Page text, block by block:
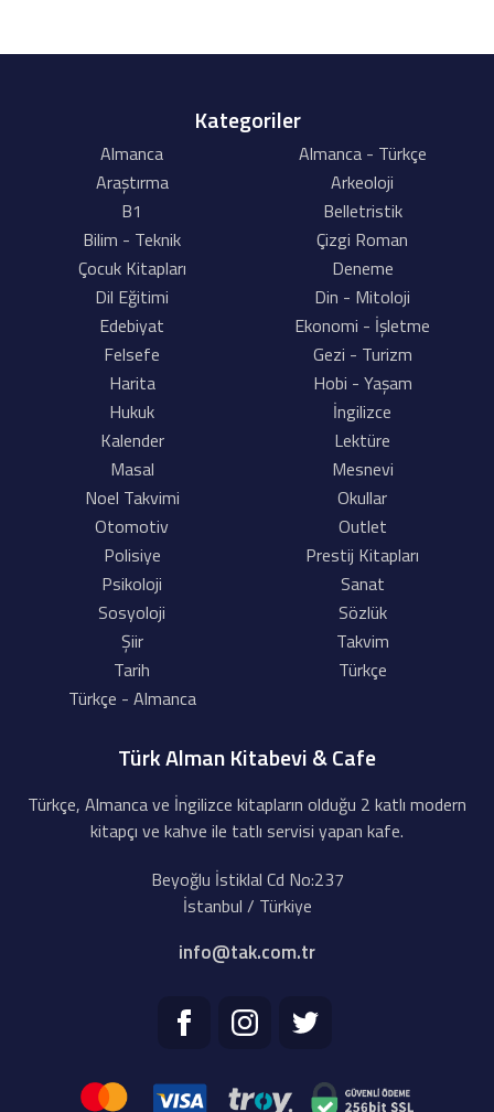
Kategoriler
Almanca
Almanca - Türkçe
Araştırma
Arkeoloji
B1
Belletristik
Bilim - Teknik
Çizgi Roman
Çocuk Kitapları
Deneme
Dil Eğitimi
Din - Mitoloji
Edebiyat
Ekonomi - İşletme
Felsefe
Gezi - Turizm
Harita
Hobi - Yaşam
Hukuk
İngilizce
Kalender
Lektüre
Masal
Mesnevi
Noel Takvimi
Okullar
Otomotiv
Outlet
Polisiye
Prestij Kitapları
Psikoloji
Sanat
Sosyoloji
Sözlük
Şiir
Takvim
Tarih
Türkçe
Türkçe - Almanca
Türk Alman Kitabevi & Cafe
Türkçe, Almanca ve İngilizce kitapların olduğu 2 katlı modern
kitapçı ve kahve ile tatlı servisi yapan kafe.
Beyoğlu İstiklal Cd No:237
İstanbul / Türkiye
info@tak.com.tr